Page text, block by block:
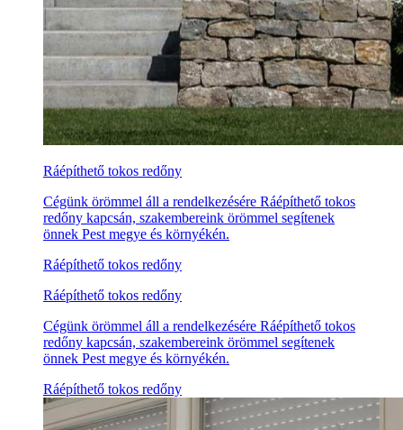
Ráépíthető tokos redőny
Cégünk örömmel áll a rendelkezésére Ráépíthető tokos
redőny kapcsán, szakembereink örömmel segítenek
önnek Pest megye és környékén.
Ráépíthető tokos redőny
Ráépíthető tokos redőny
Cégünk örömmel áll a rendelkezésére Ráépíthető tokos
redőny kapcsán, szakembereink örömmel segítenek
önnek Pest megye és környékén.
Ráépíthető tokos redőny